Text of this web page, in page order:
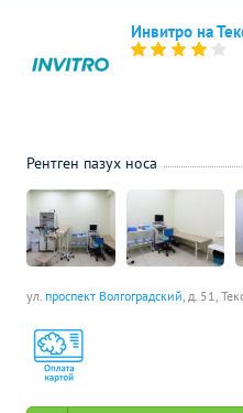
Инвитро на
ул. проспект Волгоградский, д. 51,
Рентген пазух носа